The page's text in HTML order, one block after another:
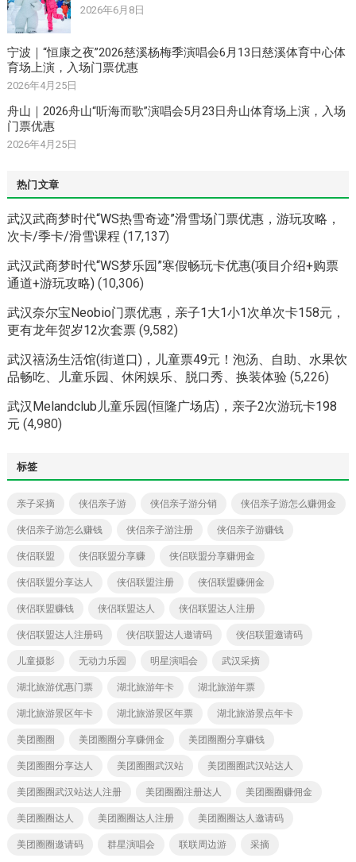
2026年6月8日
宁波｜“恒康之夜”2026慈溪杨梅季演唱会6月13日慈溪体育中心体
育场上演，入场门票优惠
2026年4月25日
舟山｜2026舟山“听海而歌”演唱会5月23日舟山体育场上演，入场
门票优惠
2026年4月25日
热门文章
武汉武商梦时代“WS热雪奇迹”滑雪场门票优惠，游玩攻略，
次卡/季卡/滑雪课程 (17,137)
武汉武商梦时代“WS梦乐园”寒假畅玩卡优惠(项目介绍+购票
通道+游玩攻略) (10,306)
武汉奈尔宝Neobio门票优惠，亲子1大1小1次单次卡158元，
更有龙年贺岁12次套票 (9,582)
武汉禧汤生活馆(街道口)，儿童票49元！泡汤、自助、水果饮
品畅吃、儿童乐园、休闲娱乐、脱口秀、换装体验 (5,226)
武汉Melandclub儿童乐园(恒隆广场店)，亲子2次游玩卡198
元 (4,980)
标签
亲子采摘 侠侣亲子游 侠侣亲子游分销 侠侣亲子游怎么赚佣金
侠侣亲子游怎么赚钱 侠侣亲子游注册 侠侣亲子游赚钱
侠侣联盟 侠侣联盟分享赚 侠侣联盟分享赚佣金
侠侣联盟分享达人 侠侣联盟注册 侠侣联盟赚佣金
侠侣联盟赚钱 侠侣联盟达人 侠侣联盟达人注册
侠侣联盟达人注册码 侠侣联盟达人邀请码 侠侣联盟邀请码
儿童摄影 无动力乐园 明星演唱会 武汉采摘
湖北旅游优惠门票 湖北旅游年卡 湖北旅游年票
湖北旅游景区年卡 湖北旅游景区年票 湖北旅游景点年卡
美团圈圈 美团圈圈分享赚佣金 美团圈圈分享赚钱
美团圈圈分享达人 美团圈圈武汉站 美团圈圈武汉站达人
美团圈圈武汉站达人注册 美团圈圈注册达人 美团圈圈赚佣金
美团圈圈达人 美团圈圈达人注册 美团圈圈达人邀请码
美团圈圈邀请码 群星演唱会 联联周边游 采摘